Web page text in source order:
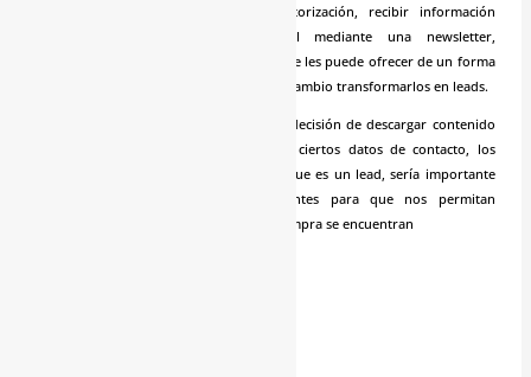
Ellos han aceptado mediante una autorización, recibir información
comercial de interés y promocional mediante una newsletter,
suscripciones a blogs, etc. A todos ellos, se les puede ofrecer de un forma
indirecta una serie de contenidos para a cambio transformarlos en leads.
Si tras ello, los usuarios han tomado la decisión de descargar contenido
de nuestra web a cambio de dejarnos ciertos datos de contacto, los
categorizaremos como leads. Sabiendo que es un lead, sería importante
clasificarlos como leads fríos o calientes para que nos permitan
identificarlos y ver en qué punto de la compra se encuentran